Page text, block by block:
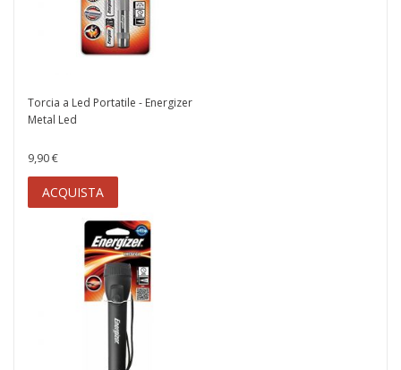
Torcia a Led Portatile - Energizer
Metal Led
9,90 €
ACQUISTA